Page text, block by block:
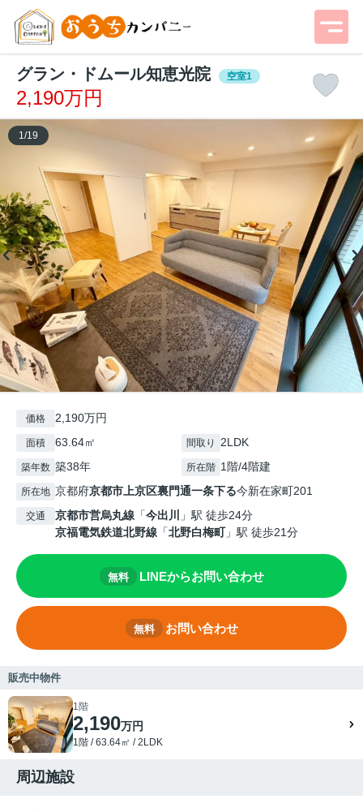
グラン・ドムール知恵光院 空室1
2,190万円
1 /19
価格 2,190万円
面積 63.64㎡ 間取り 2LDK
築年数 築38年 所在階 1階/4階建
所在地 京都府京都市上京区裏門通一条下る今新在家町201
交通 京都市営烏丸線 「今出川
」駅 徒歩24分
京福電気鉄道北野線 「北野白梅町」駅 徒歩21分
無料 LINEからお問い合わせ
無料 お問い合わせ
販売中物件
1階
2,190万円
1階 / 63.64㎡ / 2LDK
周辺施設